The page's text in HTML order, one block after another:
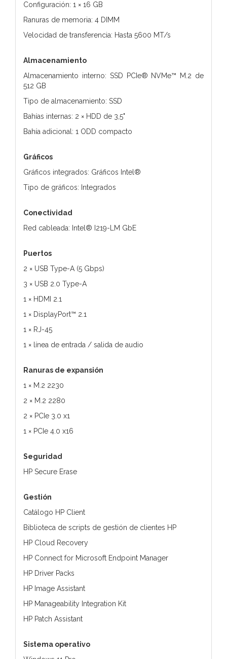
Configuración: 1 × 16 GB
Ranuras de memoria: 4 DIMM
Velocidad de transferencia: Hasta 5600 MT/s
Almacenamiento
Almacenamiento interno: SSD PCIe® NVMe™ M.2 de
512 GB
Tipo de almacenamiento: SSD
Bahías internas: 2 × HDD de 3,5"
Bahía adicional: 1 ODD compacto
Gráficos
Gráficos integrados: Gráficos Intel®
Tipo de gráficos: Integrados
Conectividad
Red cableada: Intel® I219-LM GbE
Puertos
2 × USB Type-A (5 Gbps)
3 × USB 2.0 Type-A
1 × HDMI 2.1
1 × DisplayPort™ 2.1
1 × RJ-45
1 × línea de entrada / salida de audio
Ranuras de expansión
1 × M.2 2230
2 × M.2 2280
2 × PCIe 3.0 x1
1 × PCIe 4.0 x16
Seguridad
HP Secure Erase
Gestión
Catálogo HP Client
Biblioteca de scripts de gestión de clientes HP
HP Cloud Recovery
HP Connect for Microsoft Endpoint Manager
HP Driver Packs
HP Image Assistant
HP Manageability Integration Kit
HP Patch Assistant
Sistema operativo